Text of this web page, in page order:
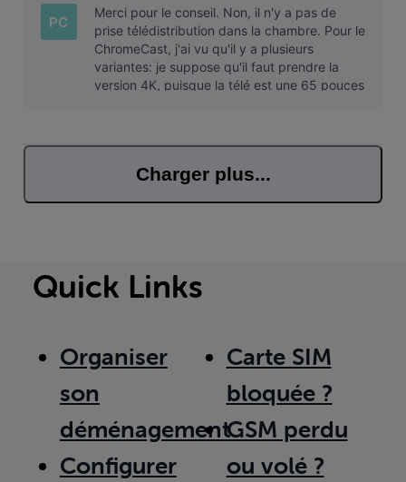
Voo TV+ et l'envoyer
PC
Merci pour le conseil. Non, il n'y a pas de
prise télédistribution dans la chambre. Pour le
ChromeCast, j'ai vu qu'il y a plusieurs
variantes: je suppose qu'il faut prendre la
version 4K, puisque la télé est une 65 pouces
Charger plus...
Quick Links
Organiser
son
déménagement
Configurer
Carte SIM
bloquée ?
GSM perdu
ou volé ?